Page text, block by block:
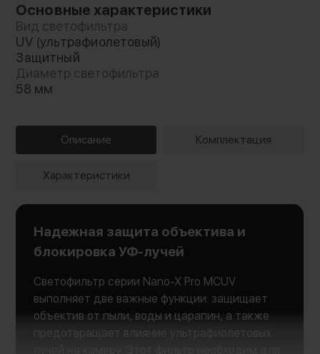
Основные характеристики
Вид светофильтра
UV (ультрафиолетовый)
Защитный
Диаметр светофильтра
58 мм
Описание Комплектация
Характеристики
Надежная защита объектива и
блокировка УФ-лучей
Светофильтр серии Nano-X Pro MCUV
выполняет две важные функции: защищает
объектив от пыли, воды и царапин, а также
предотвращает влияние ультрафиолетовых